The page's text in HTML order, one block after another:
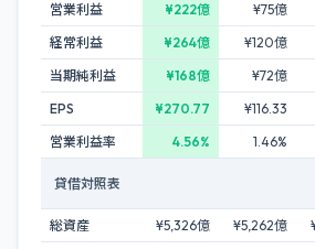
営業利益
¥222億 ¥75億
経常利益
¥264億 ¥120億
当期純利益
¥168億 ¥72億
EPS
¥270.77 ¥116.33
営業利益率
4.56% 1.46%
貸借対照表
総資産 ¥5,326億 ¥5,262億